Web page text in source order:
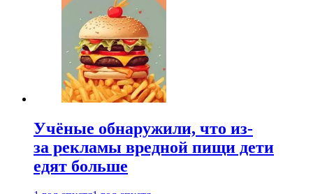
Учёные обнаружили, что из-
за рекламы вредной пищи дети
едят больше